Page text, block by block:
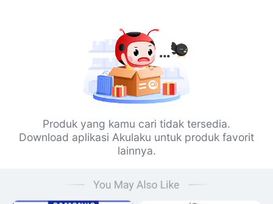
Produk yang kamu cari tidak tersedia.
Download aplikasi Akulaku untuk produk favorit
lainnya.